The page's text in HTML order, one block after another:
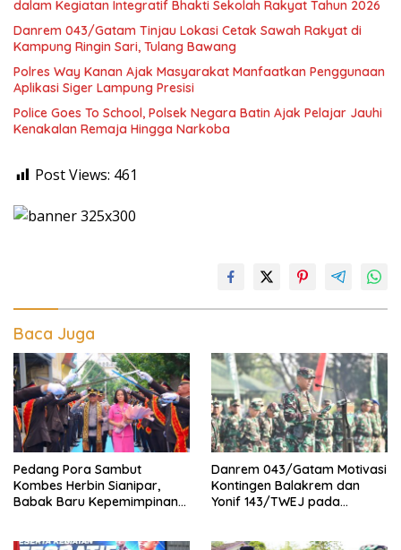
dalam Kegiatan Integratif Bhakti Sekolah Rakyat Tahun 2026
Danrem 043/Gatam Tinjau Lokasi Cetak Sawah Rakyat di
Kampung Ringin Sari, Tulang Bawang
Polres Way Kanan Ajak Masyarakat Manfaatkan Penggunaan
Aplikasi Siger Lampung Presisi
Police Goes To School, Polsek Negara Batin Ajak Pelajar Jauhi
Kenakalan Remaja Hingga Narkoba
Post Views: 461
Baca Juga
Pedang Pora Sambut
Kombes Herbin Sianipar,
Babak Baru Kepemimpinan
Danrem 043/Gatam Motivasi
Kontingen Balakrem dan
Yonif 143/TWEJ pada